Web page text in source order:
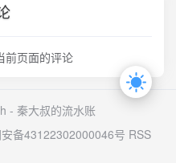
前页面的评论
- 秦大叔的流水账
备43122302000046号 RSS